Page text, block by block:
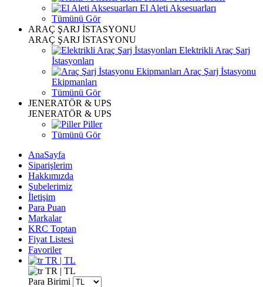
El Aleti Aksesuarları
Tümünü Gör
ARAÇ ŞARJ İSTASYONU
ARAÇ ŞARJ İSTASYONU
Elektrikli Araç Şarj
İstasyonları
Araç Şarj İstasyonu
Ekipmanları
Tümünü Gör
JENERATÖR & UPS
JENERATÖR & UPS
Piller
Tümünü Gör
AnaSayfa
Siparişlerim
Hakkımızda
Şubelerimiz
İletişim
Para Puan
Markalar
KRC Toptan
Fiyat Listesi
Favoriler
TR | TL
TR | TL
Para Birimi